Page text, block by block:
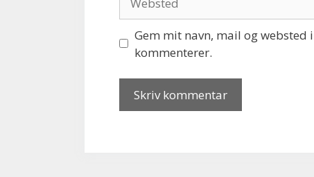
Gem mit navn, mail og
kommenterer.